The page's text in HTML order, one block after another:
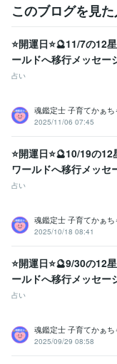
ご相談や鑑定を
お受けいただいた後に
感じていただけますよう
鑑定書を作成しておりま
福祉住環境コーディネー
福祉用具専門相談員
得意分野
悩み相談・カウンセリ
【魂の気質から読み
シフトメッセージ】
子育ての悩み
占い 【魂の気質から
ためのお手伝い♡♪】
悩み相談 子
このブログを見
⭐開運日⭐🔮11/7の12
ールドへ移行メッセー
占い
魂鑑定士 子育てかぁち
2025/11/06 07:45
⭐開運日⭐🔮10/19の
ワールドへ移行メッセ
占い
魂鑑定士 子育てかぁち
2025/10/18 08:41
⭐開運日⭐🔮9/30の12
ールドへ移行メッセー
占い
魂鑑定士 子育てかぁち
2025/09/29 08:58